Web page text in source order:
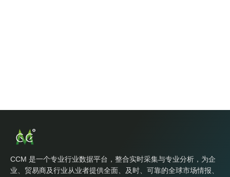
CCM 是一个专业行业数据平台，整合实时采集与专业分析，为企
业、贸易商及行业从业者提供全面、及时、可靠的全球市场情报、